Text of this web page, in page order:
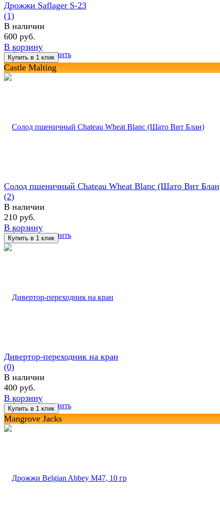
избранное сравнить
Дрожжи Saflager S-23
(1)
В наличии
600 руб.
В корзину
Castle Malting
избранное сравнить
Солод пшеничный Chateau Wheat Blanc (Шато Вит
(2)
В наличии
210 руб.
В корзину
избранное сравнить
Дивертор-переходник на кран
(0)
В наличии
400 руб.
В корзину
Mangrove Jacks